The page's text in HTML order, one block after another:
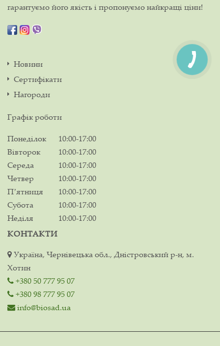
гарантуємо його якість і пропонуємо найкращі ціни!
Новини
Сертифікати
Нагороди
Графік роботи
Понеділок
10:00-17:00
Вівторок
10:00-17:00
Середа
10:00-17:00
Четвер
10:00-17:00
Пʼятниця
10:00-17:00
Субота
10:00-17:00
Неділя
10:00-17:00
КОНТАКТИ
Україна, Чернівецька обл., Дністровський р-н, м.
Хотин
+380 50 777 95 07
+380 98 777 95 07
info@biosad.ua